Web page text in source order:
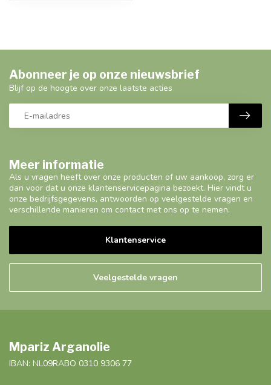
Meer informatie
Als u vragen heeft over onze producten of uw aankoop, zorg er
dan voor dat u onze klantenservicepagina bezoekt. Hier vindt u
onze bedrijfsgegevens, antwoorden op veelgestelde vragen en
verschillende manieren om contact met ons op te nemen.
Klantenservice
Veelgestelde vragen
Abonneer je op onze nieuwsbrief
Blijf op de hoogte over onze laatste acties
Mpariz Arganolie
IBAN: NL09RABO 0310 9306 77